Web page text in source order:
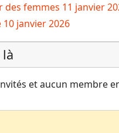
des femmes 11 janvier
10 janvier 2026
et aucun membre